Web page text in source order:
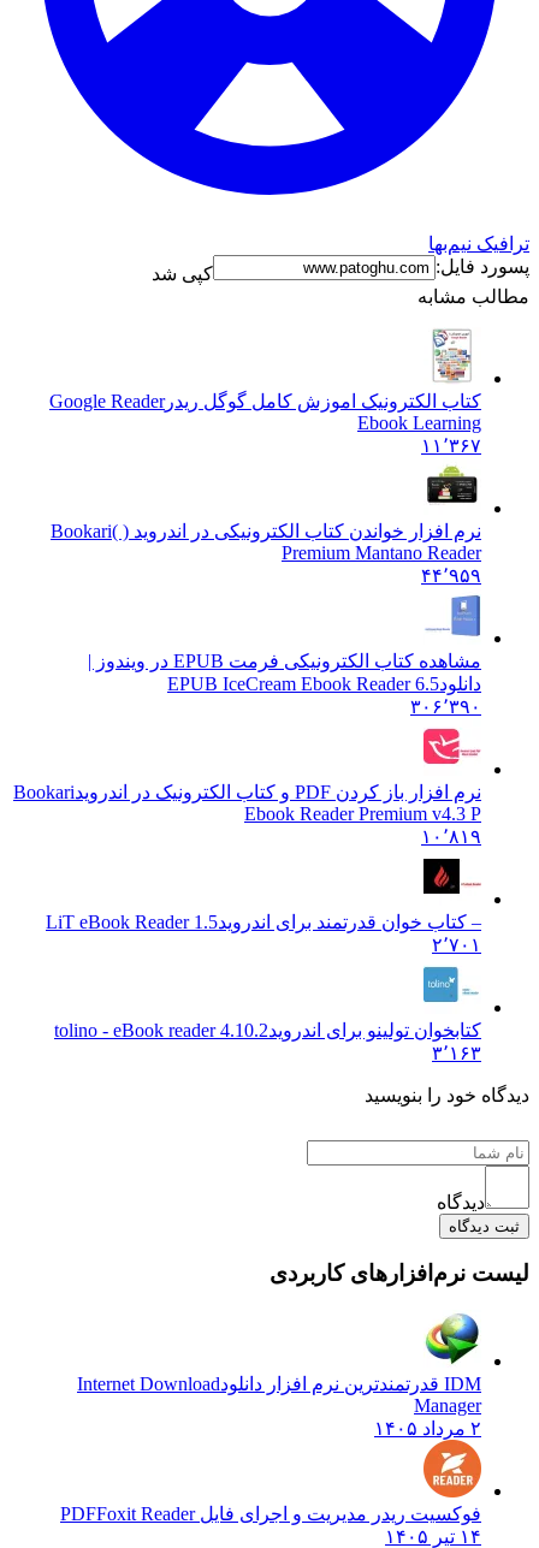
ترافیک نیم‌بها
پسورد فایل:
کپی شد
مطالب مشابه
کتاب الکترونیک اموزش کامل گوگل ریدرGoogle Reader
Ebook Learning
۱۱٬۳۶۷
نرم افزار خواندن کتاب الکترونیکی در اندروید ( )Bookari
Premium Mantano Reader
۴۴٬۹۵۹
مشاهده کتاب الکترونیکی فرمت EPUB در ویندوز |
دانلودEPUB IceCream Ebook Reader 6.5
۳۰۶٬۳۹۰
نرم افزار باز کردن PDF و کتاب الکترونیک در اندروید
Bookari
Ebook Reader Premium v4.3 P
۱۰٬۸۱۹
– کتاب خوان قدرتمند برای اندرویدLiT eBook Reader 1.5
۲٬۷۰۱
کتابخوان تولینو برای اندرویدtolino - eBook reader 4.10.2
۳٬۱۶۳
دیدگاه خود را بنویسید
دیدگاه
ثبت دیدگاه
لیست نرم‌افزارهای کاربردی
IDM قدرتمندترین نرم افزار دانلود
Internet Download
Manager
۲ مرداد ۱۴۰۵
فوکسیت ریدر مدیریت و اجرای فایل PDFFoxit Reader
۱۴ تیر ۱۴۰۵